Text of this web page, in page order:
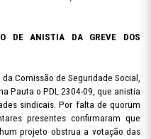
DE ANISTIA DA GREVE DOS
Comissão de Seguridade Social,
Pauta o PDL 2304-09, que anistia
sindicais. Por falta de quorum
presentes confirmaram que
projeto obstrua a votação das